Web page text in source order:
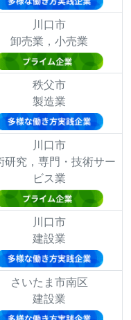
川口市
卸売業，小売業
秩父市
製造業
川口市
研究，専門・技術サー
ビス業
川口市
建設業
さいたま市南区
建設業